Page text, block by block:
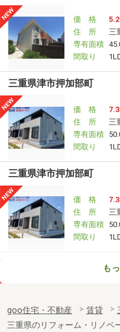
価 格
住 所
三
専有面積
間取り
三重県津市押加部町
価 格
住 所
三
専有面積
間取り
三重県津市押加部町
価 格
住 所
三
専有面積
間取り
専有面積
間取り
も
goo住宅・不動産 賃貸
三重県のリフォーム・リノベ